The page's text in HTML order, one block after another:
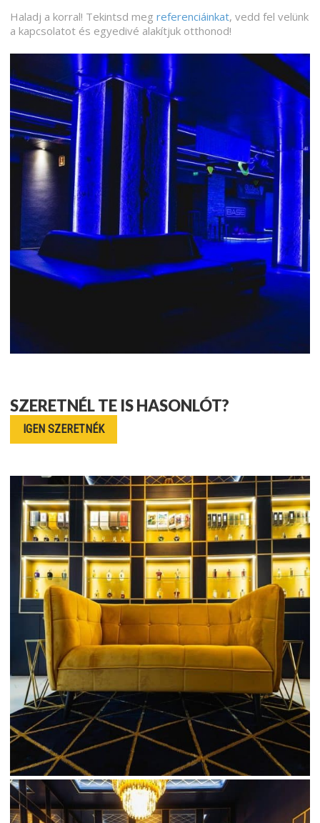
Haladj a korral! Tekintsd megreferenciáinkat, vedd fel velünk
a kapcsolatot és egyedivé alakítjuk otthonod!
SZERETNÉL TE IS HASONLÓT?
IGEN SZERETNÉK